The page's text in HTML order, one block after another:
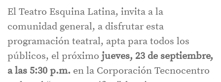
El Teatro Esquina Latina, invita a la
comunidad general, a disfrutar esta
programación teatral, apta para todos los
públicos, el próximo jueves, 23 de septiembre,
a las 5:30 p.m. en la Corporación Tecnocentro